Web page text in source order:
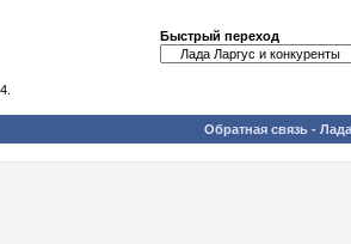
Быстрый переход
Обратная связь -